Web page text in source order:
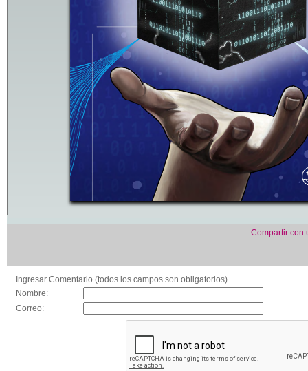
Compartir con
Ingresar Comentario (todos los campos son obligatorios)
Nombre:
Correo: